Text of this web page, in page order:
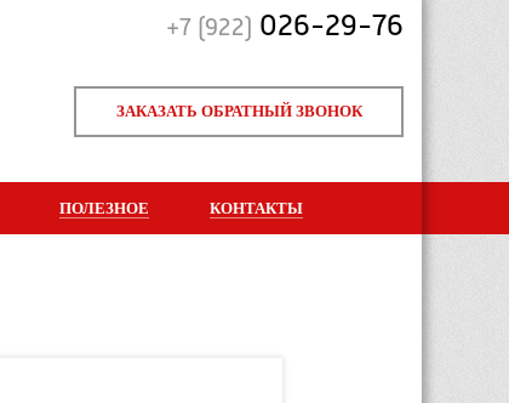
+7 (922) 026-29-76
ЗАКАЗАТЬ ОБРАТНЫЙ ЗВОНОК
ПОЛЕЗНОЕ КОНТАКТЫ